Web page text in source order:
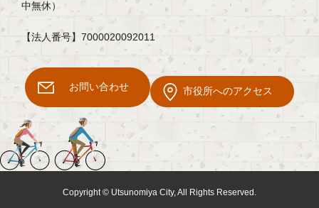
中無休）
【法人番号】7000020092011
お問い合わせ 市役所へのアクセス
Copyright © Utsunomiya City, All Rights Reserved.